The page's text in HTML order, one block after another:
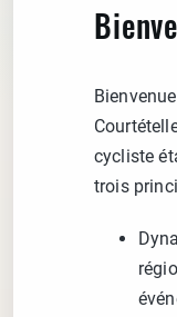
cycliste
trois